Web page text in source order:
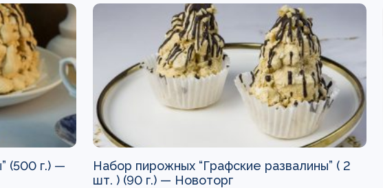
(500 г.) —
Набор пирожных “Графские развалины” ( 2
шт. ) (90 г.) — Новоторг